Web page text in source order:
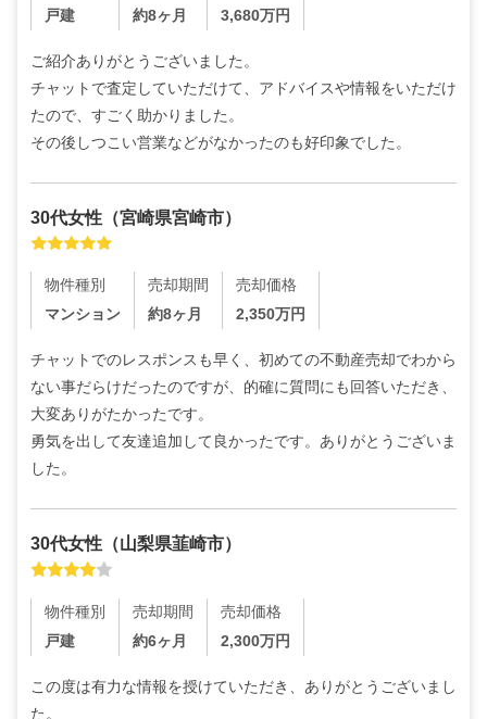
戸建
約8ヶ月
3,680万円
ご紹介ありがとうございました。
チャットで査定していただけて、アドバイスや情報をいただけ
たので、すごく助かりました。
その後しつこい営業などがなかったのも好印象でした。
30代女性 （宮崎県宮崎市）
物件種別
マンション
売却期間
約8ヶ月
売却価格
2,350万円
チャットでのレスポンスも早く、初めての不動産売却でわから
ない事だらけだったのですが、的確に質問にも回答いただき、
大変ありがたかったです。
勇気を出して友達追加して良かったです。ありがとうございま
した。
30代女性 （山梨県韮崎市）
物件種別
戸建
売却期間
約6ヶ月
売却価格
2,300万円
この度は有力な情報を授けていただき、ありがとうございまし
た。